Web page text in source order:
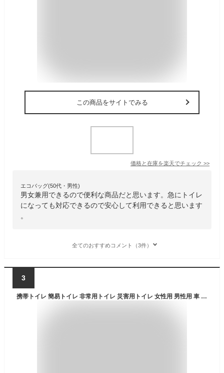
この商品をサイトでみる
価格と在庫を楽天でチェック >>
エコバッグ(50代・男性)
男女兼用できるので便利な商品だと思います。急にトイレ
になっても対応できるので安心して利用できると思います
。
全てのおすすめコメント（3件）
3
携帯トイレ 簡易トイレ 非常用トイレ 災害用トイレ 女性用 男性用 車 登山 片手で秒速トイレ 男女兼用 5個セット 大便 小便 日本製 抗菌 消臭 防災 防災セット 防災グッズ 避難 災害 コンパクト